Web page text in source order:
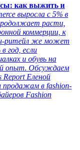
как выжить и
выросла с 5% в
расти,
коммерции, к
ритейл же может
год, если
и обувь на
опыт. Обсуждаем
Еленой
продажам в fashion-
Fashion